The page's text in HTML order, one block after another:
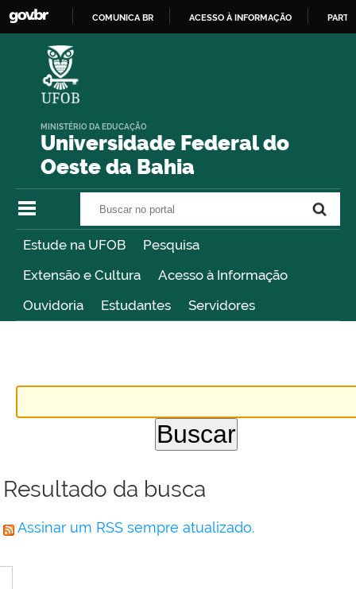
COMUNICA BR ACESSO À INFORMAÇÃO
Universidade Federal do
Oeste da Bahia
MINISTÉRIO DA EDUCAÇÃO
Estude na UFOB
Pesquisa
Extensão e Cultura
Acesso à Informação
Ouvidoria
Estudantes Servidores
Resultado da busca
Assinar um RSS sempre atualizado.